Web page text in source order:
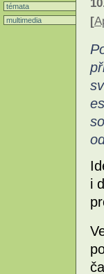
témata
multimedia
[
i